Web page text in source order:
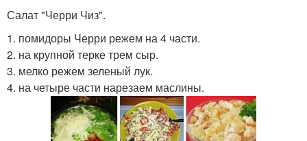
Салат "Черри Чиз".
1. помидоры Черри режем на 4 части.
2. на крупной терке трем сыр.
3. мелко режем зеленый лук.
4. на четыре части нарезаем маслины.